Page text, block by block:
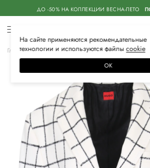
ДО -50% НА КОЛЛЕКЦИИ ВЕСНА-ЛЕТО
Главная Женская Одежда Пиджаки
На сайте применяются рекомендательные
технологии и используются файлысооkiе
ОК